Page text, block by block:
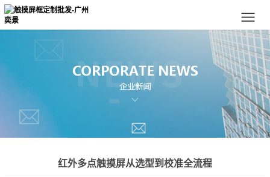
红外多点触摸屏从选型到校准全流程